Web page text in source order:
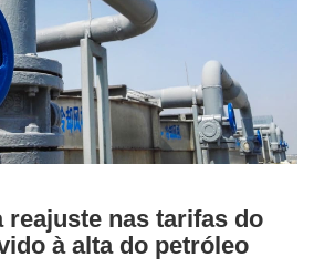
reajuste nas tarifas do
à alta do petróleo